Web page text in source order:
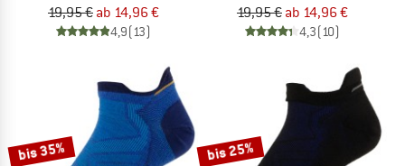
19,95 € ab 14,96 €
4,9(13)
19,95 € ab 14,96 €
4,3(10)
bis 35% bis 25%